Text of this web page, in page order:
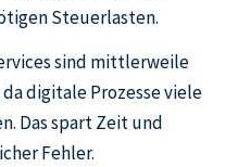
Steuerlasten.
sind mittlerweile
digitale Prozesse viele
Das spart Zeit und
Fehler.